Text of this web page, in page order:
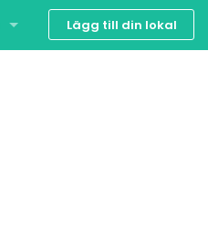
Lägg till din lokal